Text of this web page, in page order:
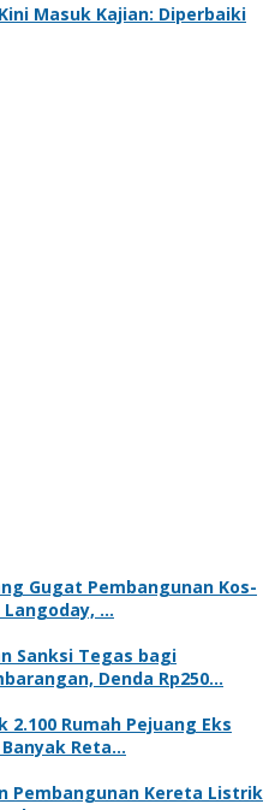
Masuk Kajian: Diperbaiki
Gugat Pembangunan Kos-
Langoday, …
Sanksi Tegas bagi
Denda Rp250…
2.100 Rumah Pejuang Eks
Reta…
Pembangunan Kereta Listrik